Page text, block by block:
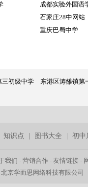
成都实验外国语
石家庄28中网站
重庆巴蜀中学
三初级中学
东港区涛雒镇第
知识点 图书大全 |初中
我们 -营销合作 -友情链接 -
京学而思网络科技有限公司